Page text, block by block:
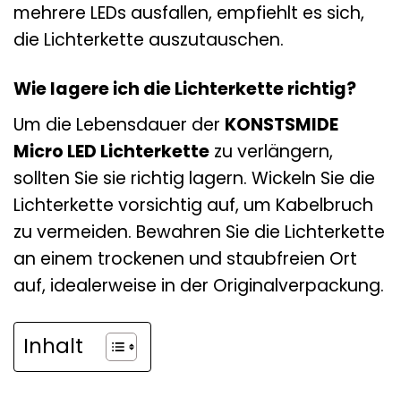
mehrere LEDs ausfallen, empfiehlt es sich,
die Lichterkette auszutauschen.
Wie lagere ich die Lichterkette richtig?
Um die Lebensdauer der KONSTSMIDE
Micro LED Lichterkette zu verlängern,
sollten Sie sie richtig lagern. Wickeln Sie die
Lichterkette vorsichtig auf, um Kabelbruch
zu vermeiden. Bewahren Sie die Lichterkette
an einem trockenen und staubfreien Ort
auf, idealerweise in der Originalverpackung.
Inhalt